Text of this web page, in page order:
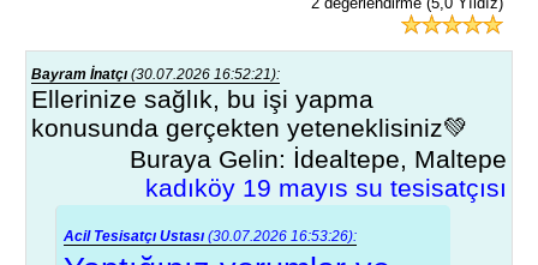
Bayram İnatçı (30.07.2026 16:52:21):
Ellerinize sağlık, bu işi yapma
konusunda gerçekten yeteneklisiniz💚
Buraya Gelin: İdealtepe, Maltepe
kadıköy 19 mayıs su tesisatçısı
Acil Tesisatçı Ustası (30.07.2026 16:53:26):